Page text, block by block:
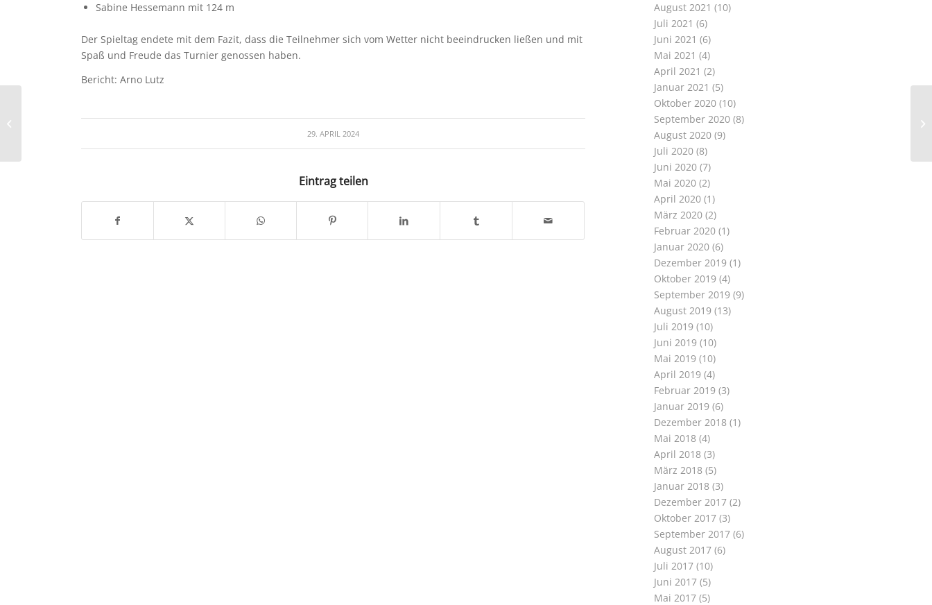
Sabine Hessemann mit 124 m
Der Spieltag endete mit dem Fazit, dass die Teilnehmer sich vom Wetter nicht beeindrucken ließen und mit
Spaß und Freude das Turnier genossen haben.
Bericht: Arno Lutz
29. APRIL 2024
Eintrag teilen
August 2021 (10)
Juli 2021 (6)
Juni 2021 (6)
Mai 2021 (4)
April 2021 (2)
Januar 2021 (5)
Oktober 2020(10)
September 2020(8)
August 2020(9)
Juli 2020(8)
Juni 2020(7)
Mai 2020(2)
April 2020(1)
März 2020(2)
Februar 2020(1)
Januar 2020(6)
Dezember 2019(1)
Oktober 2019(4)
September 2019(9)
August 2019(13)
Juli 2019(10)
Juni 2019(10)
Mai 2019(10)
April 2019(4)
Februar 2019(3)
Januar 2019(6)
Dezember 2018(1)
Mai 2018(4)
April 2018(3)
März 2018(5)
Januar 2018(3)
Dezember 2017(2)
Oktober 2017(3)
September 2017(6)
August 2017(6)
Juli 2017(10)
Juni 2017(5)
Mai 2017(5)
18.04.2024 – SWDS-